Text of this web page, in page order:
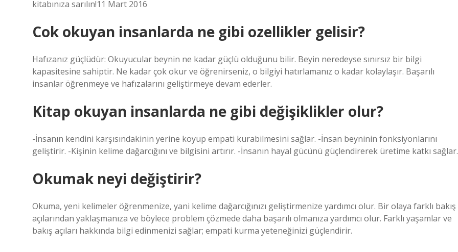
kitabınıza sarılın!11 Mart 2016
Cok okuyan insanlarda ne gibi ozellikler gelisir?
Hafızanız güçlüdür: Okuyucular beynin ne kadar güçlü olduğunu bilir. Beyin neredeyse sınırsız bir bilgi
kapasitesine sahiptir. Ne kadar çok okur ve öğrenirseniz, o bilgiyi hatırlamanız o kadar kolaylaşır. Başarılı
insanlar öğrenmeye ve hafızalarını geliştirmeye devam ederler.
Kitap okuyan insanlarda ne gibi değişiklikler olur?
-İnsanın kendini karşısındakinin yerine koyup empati kurabilmesini sağlar. -İnsan beyninin fonksiyonlarını
geliştirir. -Kişinin kelime dağarcığını ve bilgisini artırır. -İnsanın hayal gücünü güçlendirerek üretime katkı sağlar.
Okumak neyi değiştirir?
Okuma, yeni kelimeler öğrenmenize, yani kelime dağarcığınızı geliştirmenize yardımcı olur. Bir olaya farklı bakış
açılarından yaklaşmanıza ve böylece problem çözmede daha başarılı olmanıza yardımcı olur. Farklı yaşamlar ve
bakış açıları hakkında bilgi edinmenizi sağlar; empati kurma yeteneğinizi güçlendirir.